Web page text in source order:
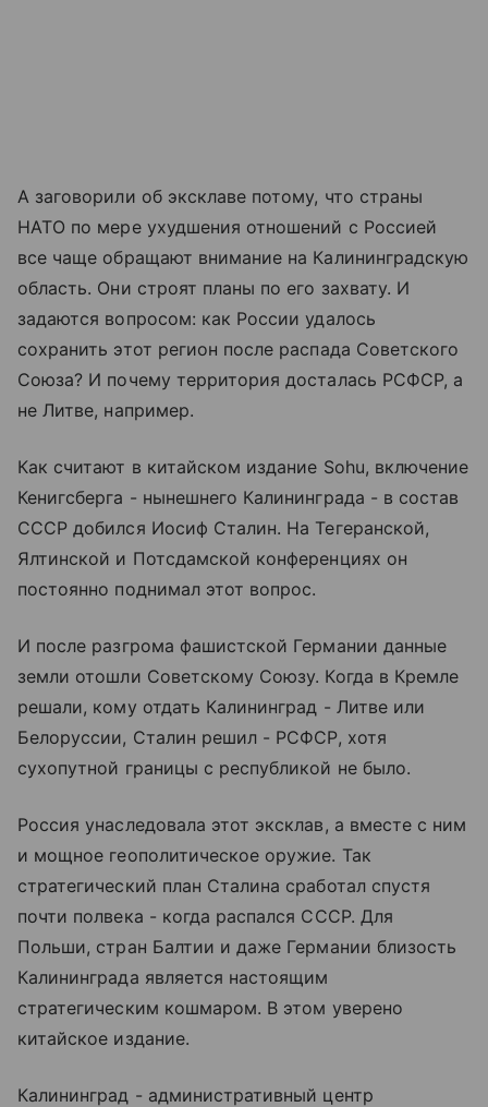
А заговорили об эксклаве потому, что страны
НАТО по мере ухудшения отношений с Россией
все чаще обращают внимание на Калининградскую
область. Они строят планы по его захвату. И
задаются вопросом: как России удалось
сохранить этот регион после распада Советского
Союза? И почему территория досталась РСФСР, а
не Литве, например.
Как считают в китайском издание Sohu, включение
Кенигсберга - нынешнего Калининграда - в состав
СССР добился Иосиф Сталин. На Тегеранской,
Ялтинской и Потсдамской конференциях он
постоянно поднимал этот вопрос.
И после разгрома фашистской Германии данные
земли отошли Советскому Союзу. Когда в Кремле
решали, кому отдать Калининград - Литве или
Белоруссии, Сталин решил - РСФСР, хотя
сухопутной границы с республикой не было.
Россия унаследовала этот эксклав, а вместе с ним
и мощное геополитическое оружие. Так
стратегический план Сталина сработал спустя
почти полвека - когда распался СССР. Для
Польши, стран Балтии и даже Германии близость
Калининграда является настоящим
стратегическим кошмаром. В этом уверено
китайское издание.
Калининград - административный центр